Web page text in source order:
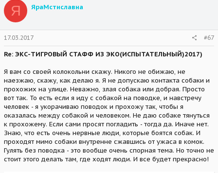
Я ЯраМстиславна
17.03.2017 #67
Re: ЭКС-ТИГРОВЫЙ СТАФФ ИЗ ЭКО(ИСПЫТАТЕЛЬНЫЙ)2017)
Я вам со своей колокольни скажу. Никого не обижаю, не
наезжаю, скажу, как делаю я. Я не допускаю контакта собаки и
прохожих на улице. Неважно, злая собака или добрая. Просто
вот так. То есть если я иду с собакой на поводке, и навстречу
человек - я укорачиваю поводок и прохожу так, чтобы я
оказалась между собакой и человеком. Не даю собаке тянуться
к прохожему. Если сами просят погладить - тогда да. Иначе нет.
Знаю, что есть очень нервные люди, которые боятся собак. И
проходят мимо собаки внутренне сжавшись от ужаса в комок.
Гулять без поводка - это вообще очень спорная тема. Но точно не
стоит этого делать там, где ходят люди. И все будет прекрасно!